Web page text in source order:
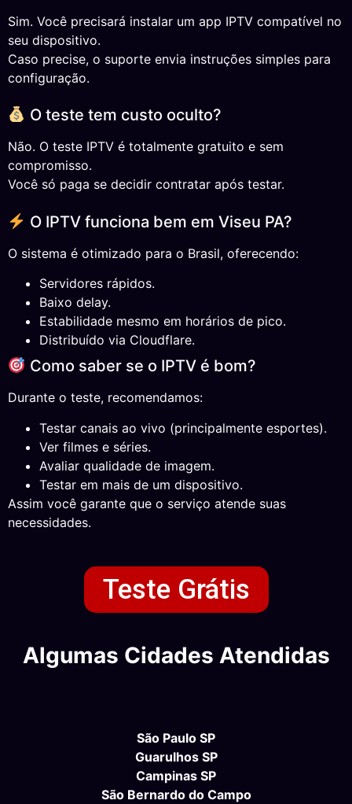
Sim. Você precisará instalar um app IPTV compatível no
seu dispositivo.
Caso precise, o suporte envia instruções simples para
configuração.
O teste tem custo oculto?
Não. O teste IPTV é totalmente gratuito e sem
compromisso.
Você só paga se decidir contratar após testar.
O IPTV funciona bem em Viseu PA?
O sistema é otimizado para o Brasil, oferecendo:
Servidores rápidos.
Baixo delay.
Estabilidade mesmo em horários de pico.
Distribuído via Cloudflare.
Como saber se o IPTV é bom?
Durante o teste, recomendamos:
Testar canais ao vivo (principalmente esportes).
Ver filmes e séries.
Avaliar qualidade de imagem.
Testar em mais de um dispositivo.
Assim você garante que o serviço atende suas
necessidades.
Teste Grátis
Algumas Cidades Atendidas
São Paulo SP
Guarulhos SP
Campinas SP
São Bernardo do Campo